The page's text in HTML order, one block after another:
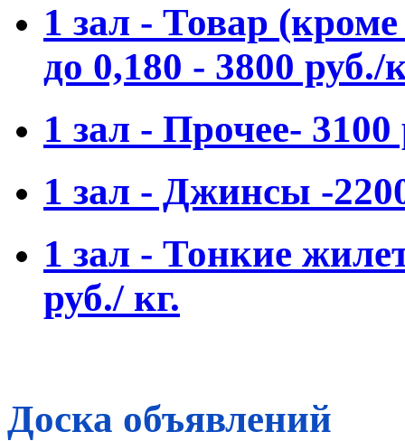
1 зал - Товар
до 0,180 - 3800 руб./
1 зал - Прочее- 3100
1 зал - Джинсы -
1 зал - Тонкие
руб./ кг.
Доска объявлений